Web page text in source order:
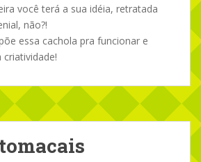
você terá a sua idéia, retratada
não?!
essa cachola pra funcionar e